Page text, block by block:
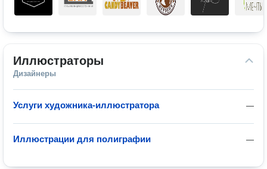
Иллюстраторы
Дизайнеры
—
Услуги художника-иллюстратора
—
Иллюстрации для полиграфии